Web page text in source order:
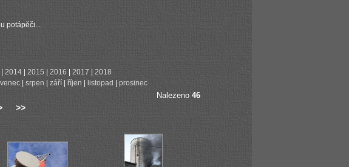
potápěči...
2014| 2015 2016 2017
2018
srpen září říjen listopad prosinec
Nalezeno 46